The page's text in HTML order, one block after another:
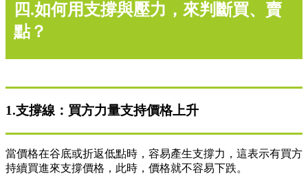
四.如何用支撐與壓力，來判斷買、賣
點？
1.支撐線：買方力量支持價格上升
當價格在谷底或折返低點時，容易產生支撐力，這表示有買方
持續買進來支撐價格，此時，價格就不容易下跌。